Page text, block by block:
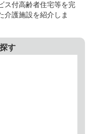
ス付高齢者住宅等を完
介護施設を紹介しま
す